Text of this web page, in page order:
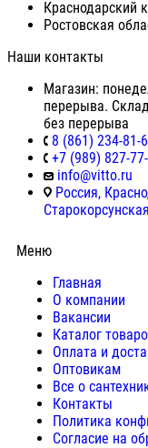
Краснодарский
Ростовская
Наши контакты
Магазин:
перерыва.
без перерыва
8 (861) 234-81-
+7 (989) 827-
info@vitto.ru
Россия,
Меню
Главная
О компании
Вакансии
Каталог
Оплата и
Оптовикам
Все о
Контакты
Политика
Согласие на